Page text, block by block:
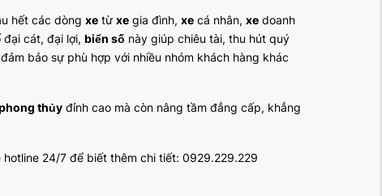
hết các dòng xe từ xe gia đình, xe cá nhân, xe doanh
cát, đại lợi, biển số này giúp chiêu tài, thu hút quý
bảo sự phù hợp với nhiều nhóm khách hàng khác
thủy đỉnh cao mà còn nâng tầm đẳng cấp, khẳng
24/7 để biết thêm chi tiết: 0929.229.229